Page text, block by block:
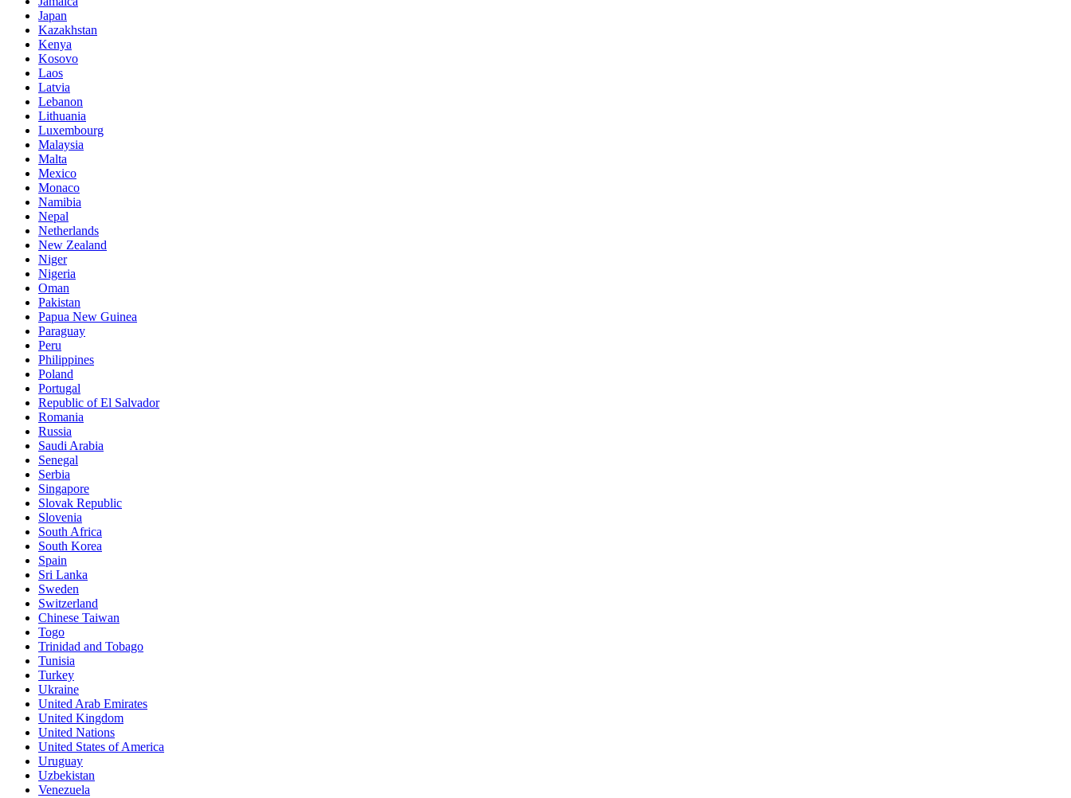
Japan
Kazakhstan
Kenya
Kosovo
Laos
Latvia
Lebanon
Lithuania
Luxembourg
Malaysia
Malta
Mexico
Monaco
Namibia
Nepal
Netherlands
New Zealand
Niger
Nigeria
Oman
Pakistan
Papua New Guinea
Paraguay
Peru
Philippines
Poland
Portugal
Republic of El Salvador
Romania
Russia
Saudi Arabia
Senegal
Serbia
Singapore
Slovak Republic
Slovenia
South Africa
South Korea
Spain
Sri Lanka
Sweden
Switzerland
Chinese Taiwan
Togo
Trinidad and Tobago
Tunisia
Turkey
Ukraine
United Arab Emirates
United Kingdom
United Nations
United States of America
Uruguay
Uzbekistan
Venezuela